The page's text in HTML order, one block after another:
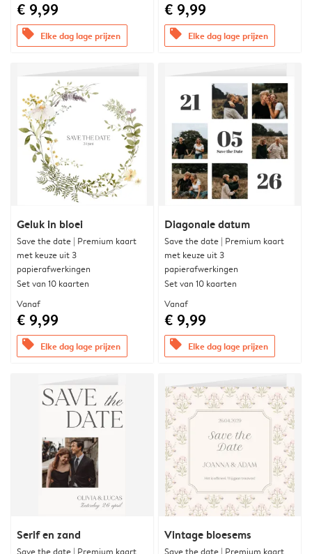
€ 9,99
offers Elke dag lage prijzen
€ 9,99
offers Elke dag lage prijzen
Geluk in bloei
Save the date | Premium kaart
met keuze uit 3
papierafwerkingen
Set van 10 kaarten
Vanaf
€ 9,99
offers Elke dag lage prijzen
Diagonale datum
Save the date | Premium kaart
met keuze uit 3
papierafwerkingen
Set van 10 kaarten
Vanaf
€ 9,99
offers Elke dag lage prijzen
Serif en zand
Save the date | Premium kaart
Vintage bloesems
Save the date | Premium kaart